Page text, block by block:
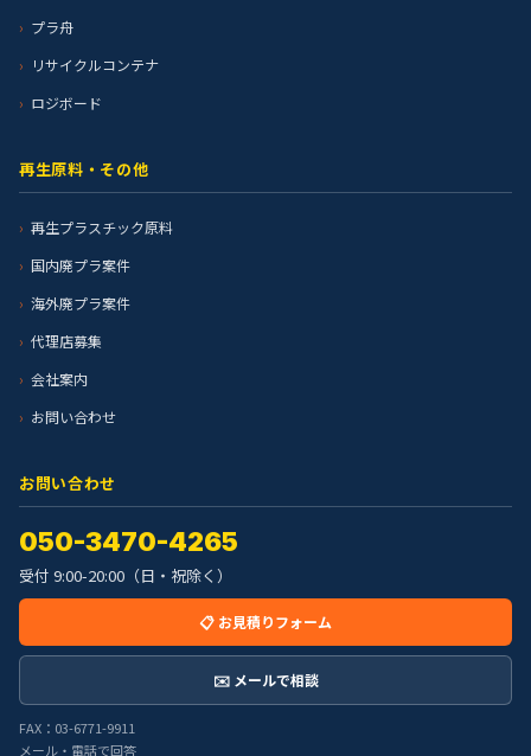
プラ舟
リサイクルコンテナ
ロジボード
再生原料・その他
再生プラスチック原料
国内廃プラ案件
海外廃プラ案件
代理店募集
会社案内
お問い合わせ
お問い合わせ
050-3470-4265
受付 9:00-20:00（日・祝除く）
📋 お見積りフォーム
✉️ メールで相談
FAX：03-6771-9911
メール・電話で回答